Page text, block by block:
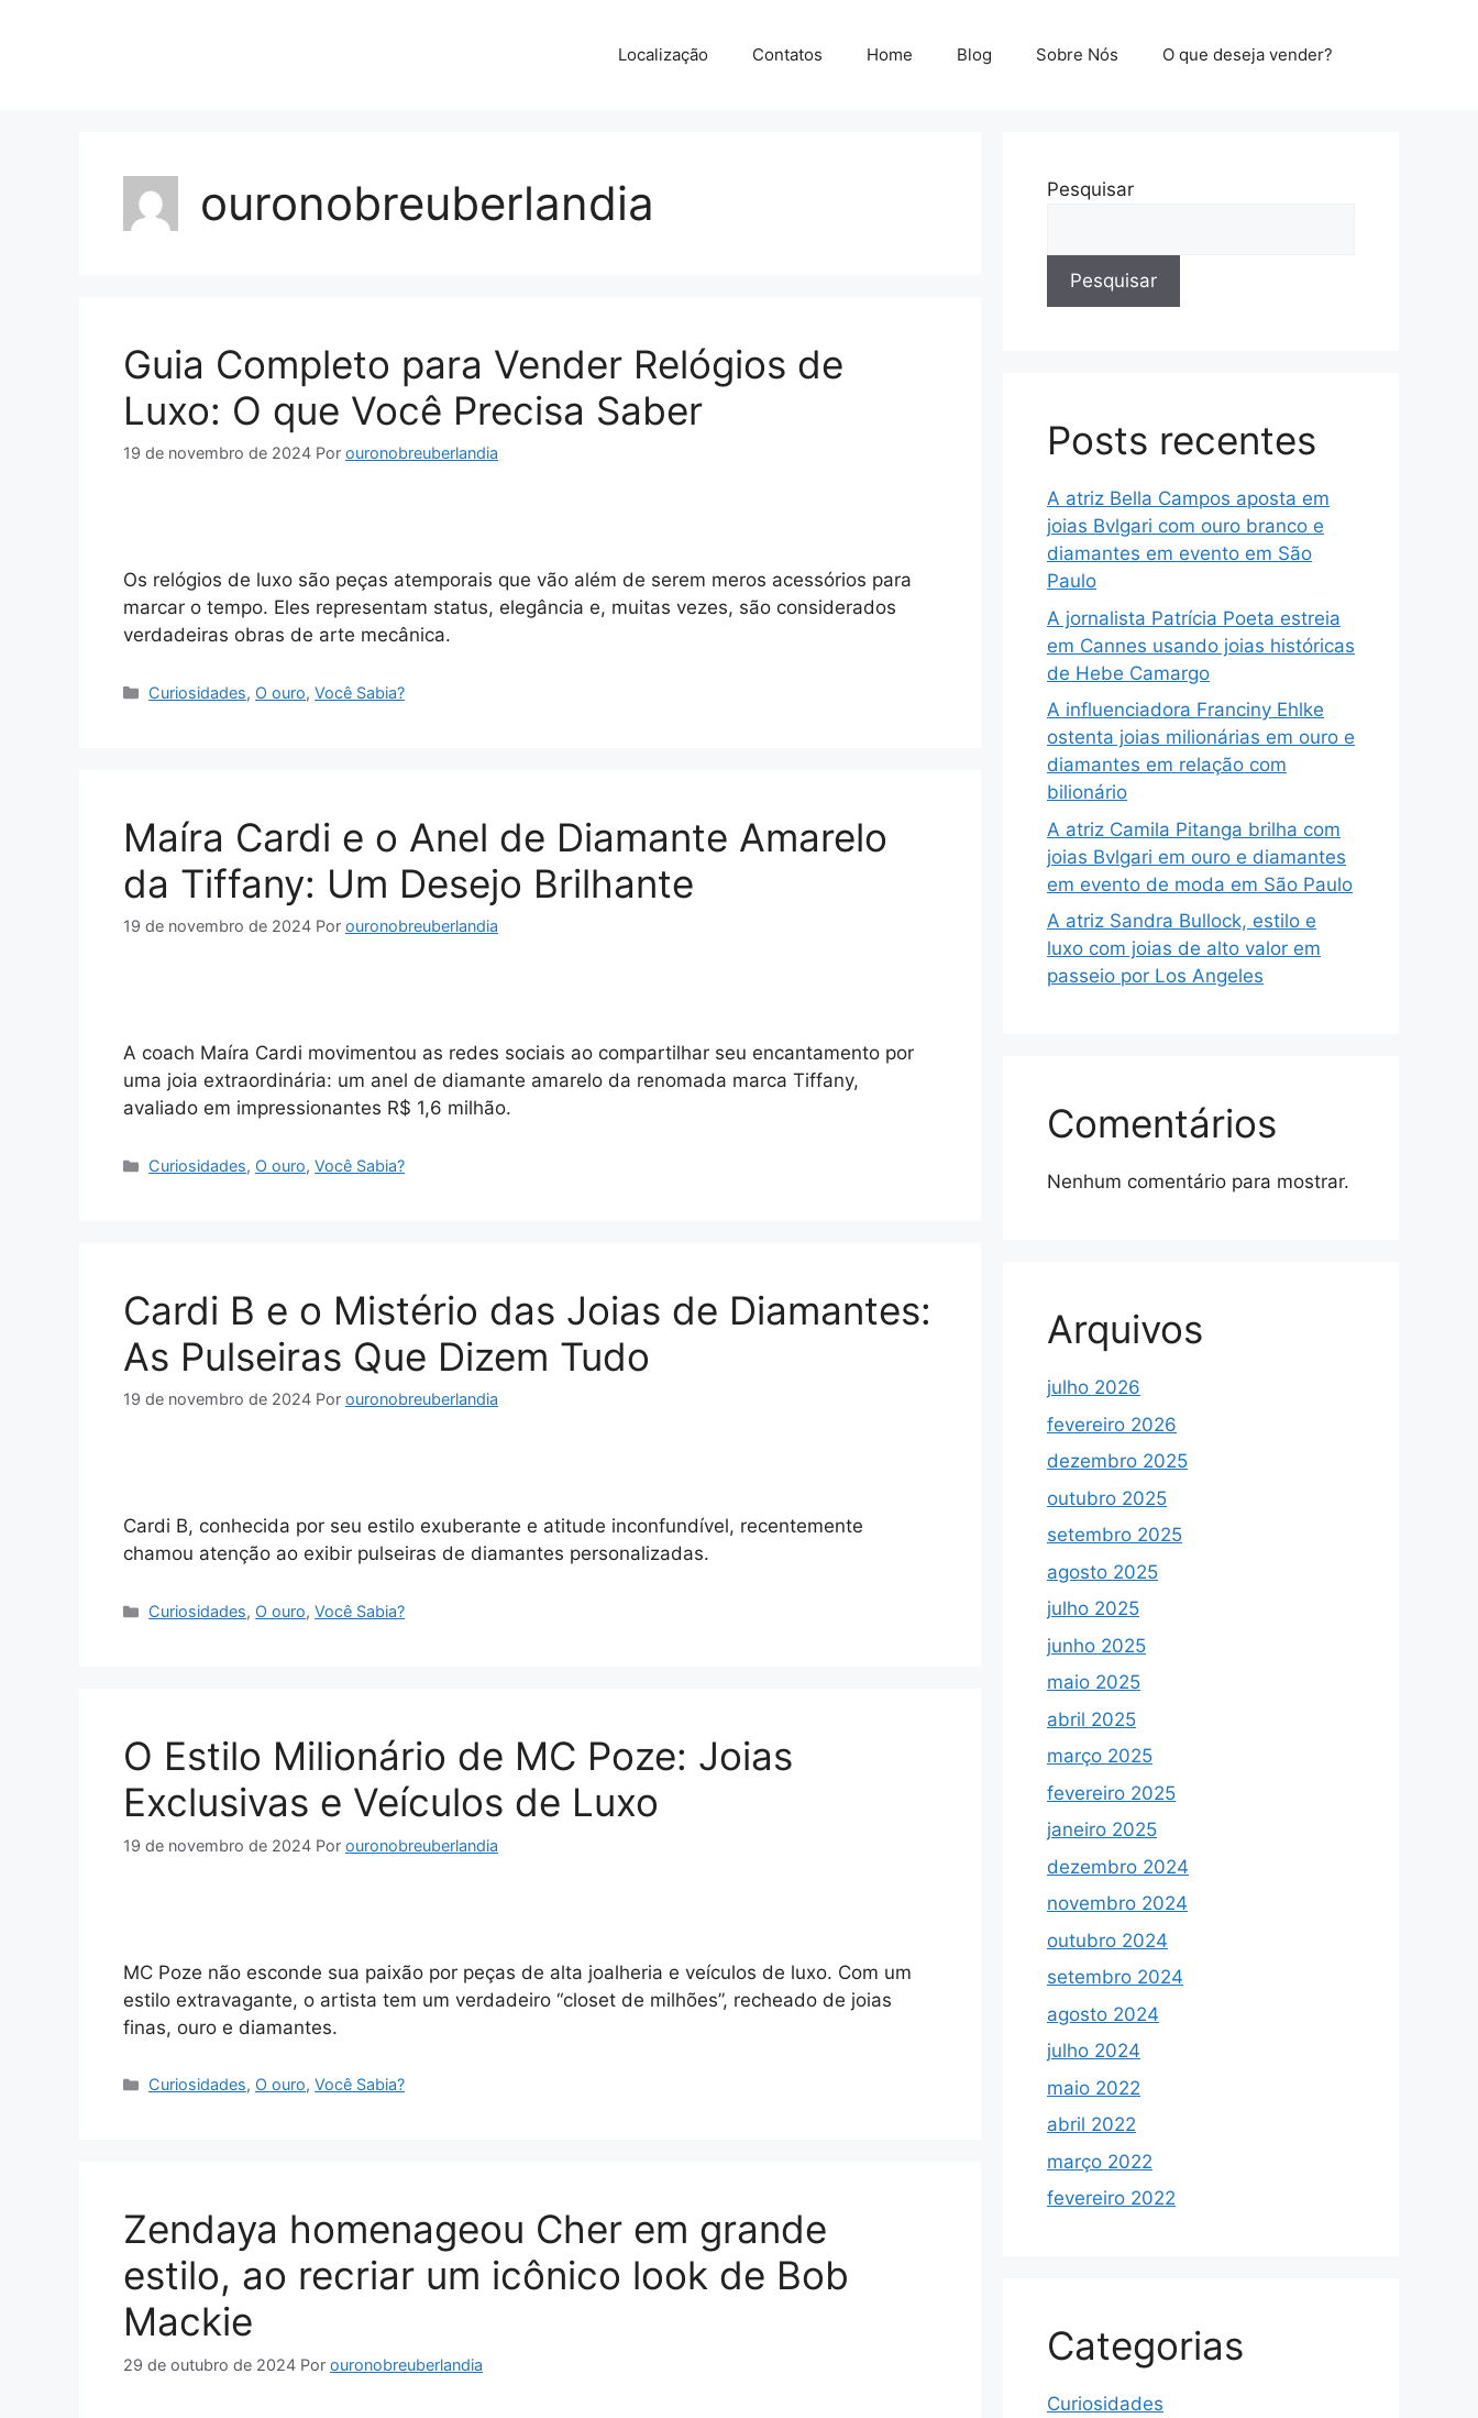
Localização Contatos Home Blog Sobre Nós O que deseja vender?
ouronobreuberlandia
Guia Completo para Vender Relógios de
Luxo: O que Você Precisa Saber
19 de novembro de 2024 Por ouronobreuberlandia
Os relógios de luxo são peças atemporais que vão além de serem meros acessórios para
marcar o tempo. Eles representam status, elegância e, muitas vezes, são considerados
verdadeiras obras de arte mecânica.
Categorias
Curiosidades, O ouro,Você Sabia?
Maíra Cardi e o Anel de Diamante Amarelo
da Tiffany: Um Desejo Brilhante
19 de novembro de 2024 Por ouronobreuberlandia
A coach Maíra Cardi movimentou as redes sociais ao compartilhar seu encantamento por
uma joia extraordinária: um anel de diamante amarelo da renomada marca Tiffany,
avaliado em impressionantes R$ 1,6 milhão.
Categorias
Curiosidades, O ouro,Você Sabia?
Cardi B e o Mistério das Joias de Diamantes:
As Pulseiras Que Dizem Tudo
19 de novembro de 2024 Por ouronobreuberlandia
Cardi B, conhecida por seu estilo exuberante e atitude inconfundível, recentemente
chamou atenção ao exibir pulseiras de diamantes personalizadas.
Categorias
Curiosidades, O ouro,Você Sabia?
O Estilo Milionário de MC Poze: Joias
Exclusivas e Veículos de Luxo
19 de novembro de 2024 Por ouronobreuberlandia
MC Poze não esconde sua paixão por peças de alta joalheria e veículos de luxo. Com um
estilo extravagante, o artista tem um verdadeiro “closet de milhões”, recheado de joias
finas, ouro e diamantes.
Categorias
Curiosidades, O ouro,Você Sabia?
Zendaya homenageou Cher em grande
estilo, ao recriar um icônico look de Bob
Mackie
29 de outubro de 2024 Por ouronobreuberlandia
Pesquisar
Pesquisar
Posts recentes
A atriz Bella Campos aposta em
joias Bvlgari com ouro branco e
diamantes em evento em São
Paulo
A jornalista Patrícia Poeta estreia
em Cannes usando joias históricas
de Hebe Camargo
A influenciadora Franciny Ehlke
ostenta joias milionárias em ouro e
diamantes em relação com
bilionário
A atriz Camila Pitanga brilha com
joias Bvlgari em ouro e diamantes
em evento de moda em São Paulo
A atriz Sandra Bullock, estilo e
luxo com joias de alto valor em
passeio por Los Angeles
Comentários
Nenhum comentário para mostrar.
Arquivos
julho 2026
fevereiro 2026
dezembro 2025
outubro 2025
setembro 2025
agosto 2025
julho 2025
junho 2025
maio 2025
abril 2025
março 2025
fevereiro 2025
janeiro 2025
dezembro 2024
novembro 2024
outubro 2024
setembro 2024
agosto 2024
julho 2024
maio 2022
abril 2022
março 2022
fevereiro 2022
Categorias
Curiosidades